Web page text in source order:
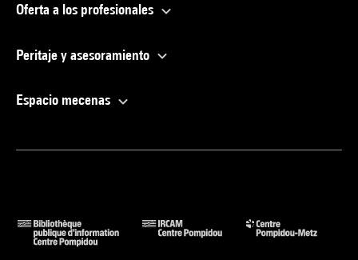
Oferta a los profesionales
Peritaje y asesoramiento
Espacio mecenas